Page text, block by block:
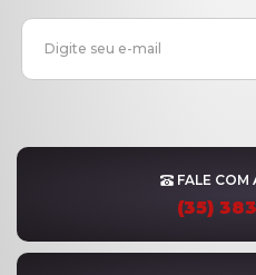
FALE COM
(35)